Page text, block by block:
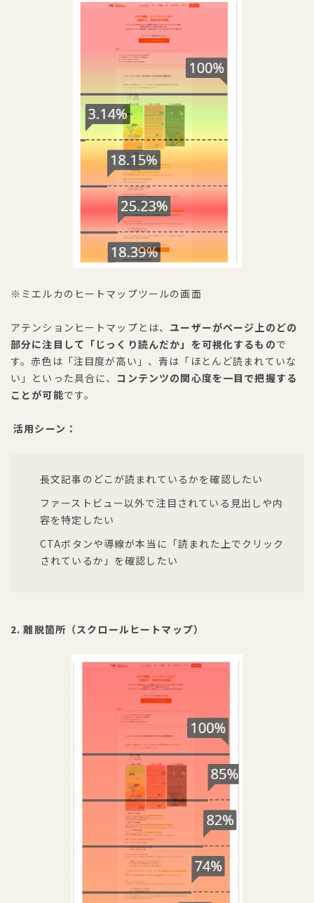
※ミエルカのヒートマップツールの画面
アテンションヒートマップとは、 ユーザーがページ上のどの
部分に注目して「じっくり読んだか」を可視化するもので
す。赤色は「注目度が高い」、青は「ほとんど読まれていな
い」といった具合に、 コンテンツの関心度を一目で把握する
ことが可能です。
活用シーン：
長文記事のどこが読まれているかを確認したい
ファーストビュー以外で注目されている見出しや内
容を特定したい
CTAボタンや導線が本当に「読まれた上でクリック
されているか」を確認したい
2. 離脱箇所（スクロールヒートマップ）